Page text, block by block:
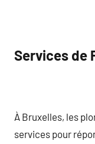
Services de
À Bruxelles, les
services pour